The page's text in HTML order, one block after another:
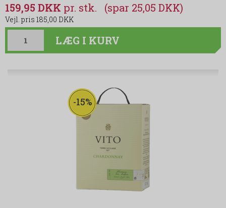
159,95 DKK
185,00 DKK
(spar 25,05 DKK)
LÆG I KURV
-15%